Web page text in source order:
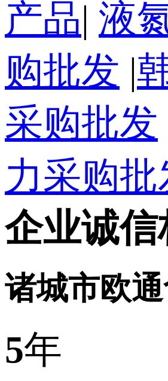
产品| 液
购批发 |
采购批发
力采购批
企业诚信
诸城市欧
5年